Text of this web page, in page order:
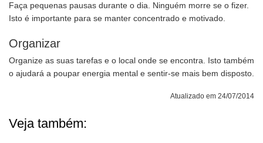
Faça pequenas pausas durante o dia. Ninguém morre se o fizer.
Isto é importante para se manter concentrado e motivado.
Organizar
Organize as suas tarefas e o local onde se encontra. Isto também
o ajudará a poupar energia mental e sentir-se mais bem disposto.
Atualizado em 24/07/2014
Veja também: